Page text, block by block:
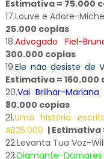
Estimativa = 75.000
17.Louve e Adore-
25.000 copias
18.Advogado Fiel-
300.000 copias
19.Ele não desiste de
Estimativa = 160.000
20.Vai Brilhar-Mariana
80.000 copias
21.Uma história
AB25.000 | Estimativa
22.Levanta Tua Voz-
23.Diamante-